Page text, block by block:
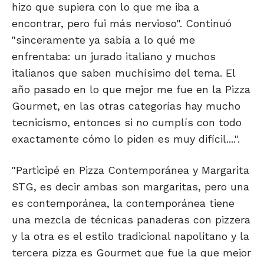
hizo que supiera con lo que me iba a
encontrar, pero fui más nervioso". Continuó
"sinceramente ya sabía a lo qué me
enfrentaba: un jurado italiano y muchos
italianos que saben muchísimo del tema. El
año pasado en lo que mejor me fue en la Pizza
Gourmet, en las otras categorías hay mucho
tecnicismo, entonces si no cumplís con todo
exactamente cómo lo piden es muy difícil....".
"Participé en Pizza Contemporánea y Margarita
STG, es decir ambas son margaritas, pero una
es contemporánea, la contemporánea tiene
una mezcla de técnicas panaderas con pizzera
y la otra es el estilo tradicional napolitano y la
tercera pizza es Gourmet que fue la que mejor